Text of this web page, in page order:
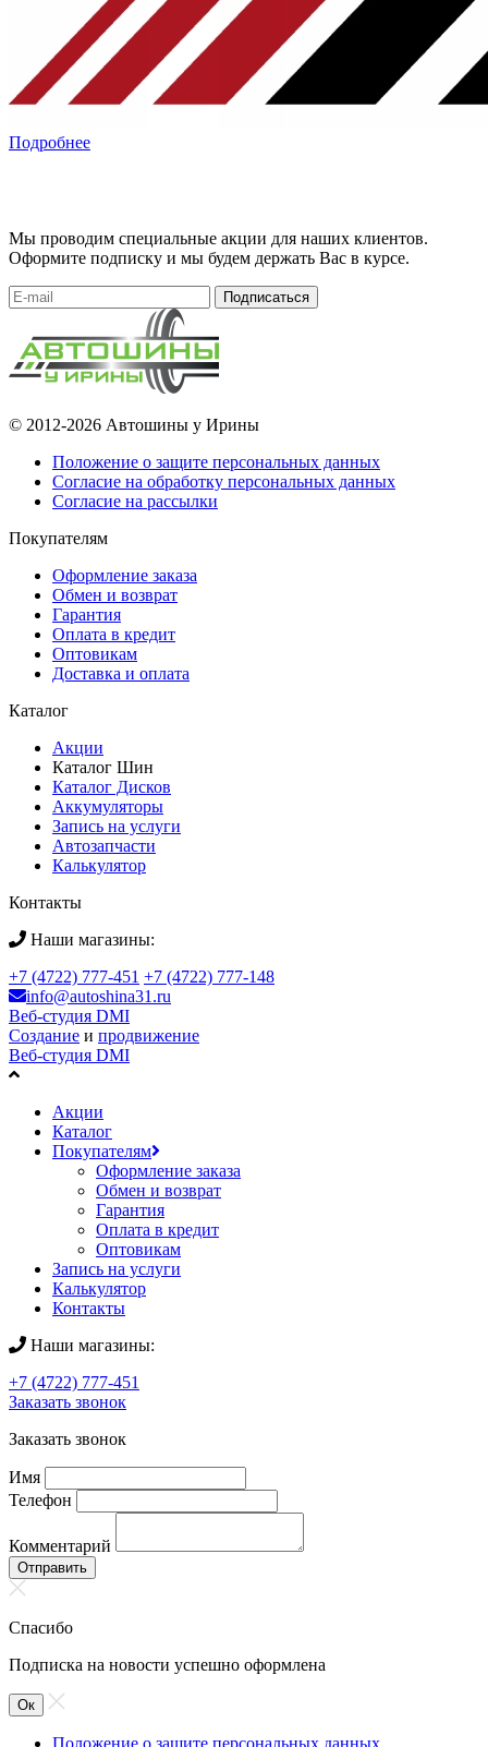
Подробнее
Мы проводим специальные акции для наших клиентов.
Оформите подписку и мы будем держать Вас в курсе.
Подписаться
© 2012-2026 Автошины у Ирины
Положение о защите персональных данных
Согласие на обработку персональных данных
Согласие на рассылки
Покупателям
Оформление заказа
Обмен и возврат
Гарантия
Оплата в кредит
Оптовикам
Доставка и оплата
Каталог
Акции
Каталог Шин
Каталог Дисков
Аккумуляторы
Запись на услуги
Автозапчасти
Калькулятор
Контакты
Наши магазины:
+7 (4722) 777-451 +7 (4722) 777-148
info@autoshina31.ru
Веб-студия DMI
Создание и продвижение
Веб-студия DMI
Акции
Каталог
Покупателям
Оформление заказа
Обмен и возврат
Гарантия
Оплата в кредит
Оптовикам
Запись на услуги
Калькулятор
Контакты
Наши магазины:
+7 (4722) 777-451
Заказать звонок
Заказать звонок
Имя
Телефон
Комментарий
Отправить
Спасибо
Подписка на новости успешно оформлена
Ок
Положение о защите персональных данных